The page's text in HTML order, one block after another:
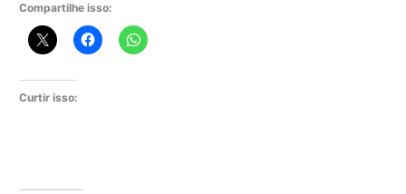
Compartilhe isso:
Curtir isso: